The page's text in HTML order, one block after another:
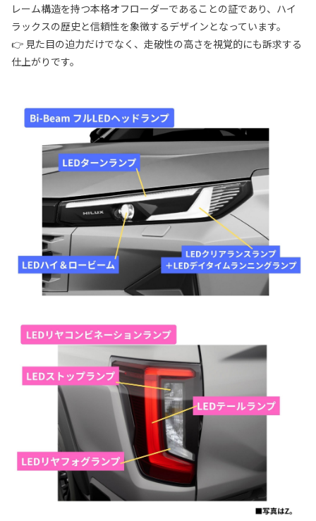
レーム構造を持つ本格オフローダーであることの証であり、ハイ
ラックスの歴史と信頼性を象徴するデザインとなっています。
👉 見た目の迫力だけでなく、走破性の高さを視覚的にも訴求する
仕上がりです。